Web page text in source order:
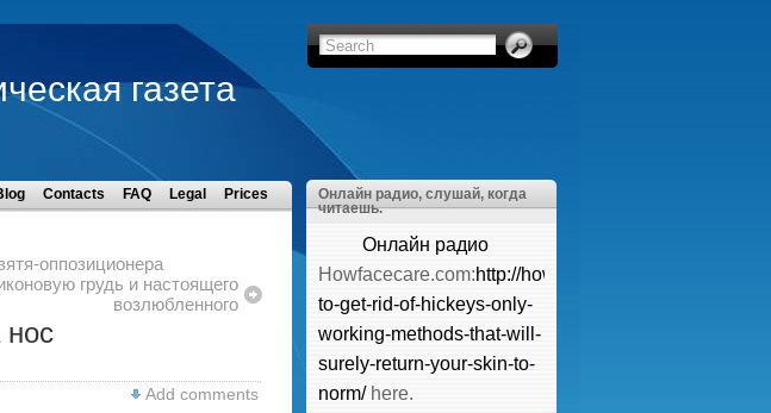
газета
Contacts FAQ Legal
Prices
оппозиционера
грудь и настоящего
возлюбленного
Add comments
Онлайн радио, слушай, когда
читаешь.
Онлайн радио
Howfacecare.com:http://howfacecare.com/how-
to-get-rid-of-hickeys-only-
working-methods-that-will-
surely-return-your-skin-to-
norm/here.